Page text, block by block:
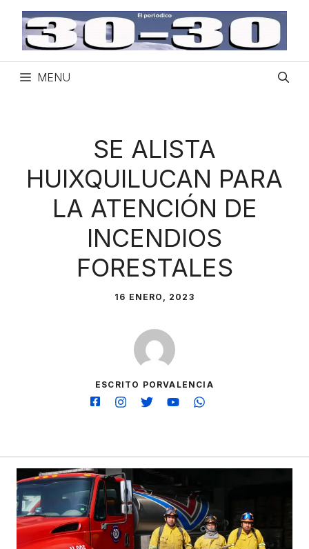
Saltar
contenido
MENU
SE ALISTA
HUIXQUILUCAN PARA
LA ATENCIÓN DE
INCENDIOS
FORESTALES
16 ENERO, 2023
ESCRITO PORVALENCIA